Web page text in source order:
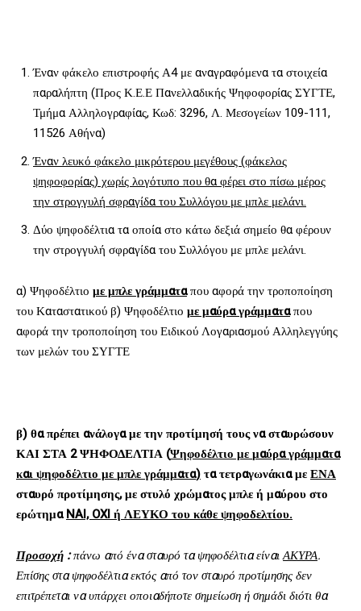
Έναν φάκελο επιστροφής Α4 με αναγραφόμενα τα στοιχεία
παραλήπτη (Προς Κ.Ε.Ε Πανελλαδικής Ψηφοφορίας ΣΥΓΤΕ,
Τμήμα Αλληλογραφίας, Κωδ: 3296, Λ. Μεσογείων 109-111,
11526 Αθήνα)
Έναν λευκό φάκελο μικρότερου μεγέθους (φάκελος
ψηφοφορίας) χωρίς λογότυπο που θα φέρει στο πίσω μέρος
την στρογγυλή σφραγίδα του Συλλόγου με μπλε μελάνι.
Δύο ψηφοδέλτια τα οποία στο κάτω δεξιά σημείο θα φέρουν
την στρογγυλή σφραγίδα του Συλλόγου με μπλε μελάνι.
α) Ψηφοδέλτιο με μπλε γράμματαπου αφορά την τροποποίηση
του Καταστατικού β) Ψηφοδέλτιο με μαύρα γράμματαπου
αφορά την τροποποίηση του Ειδικού Λογαριασμού Αλληλεγγύης
των μελών του ΣΥΓΤΕ
β)θα πρέπει ανάλογα με την προτίμησή τους να σταυρώσουν
ΚΑΙ ΣΤΑ 2 ΨΗΦΟΔΕΛΤΙΑ (Ψηφοδέλτιο μεμαύρα γράμματα
και ψηφοδέλτιο μεμπλε γράμματα)τα τετραγωνάκια μεΕΝΑ
σταυρό προτίμησης,με στυλό χρώματος μπλε ή μαύρου στο
ερώτημαNAI,OXIή ΛΕΥΚΟ του κάθε ψηφοδελτίου.
Προσοχή :πάνω από ένα σταυρό τα ψηφοδέλτια είναιΑΚΥΡΑ.
Επίσης στα ψηφοδέλτια εκτός από τον σταυρό προτίμησης δεν
επιτρέπεται να υπάρχει οποιαδήποτε σημείωση ή σημάδι διότι θα